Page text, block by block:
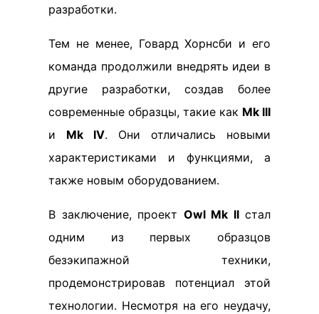
разработки.
Тем не менее, Говард Хорнсби и его
команда продолжили внедрять идеи в
другие разработки, создав более
современные образцы, такие как Mk III
и Mk IV. Они отличались новыми
характеристиками и функциями, а
также новым оборудованием.
В заключение, проект Owl Mk IIстал
одним из первых образцов
безэкипажной техники,
продемонстрировав потенциал этой
технологии. Несмотря на его неудачу,